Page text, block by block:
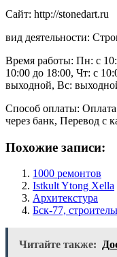
Сайт: http://stonedart.ru
вид деятельности:
Время работы: Пн: с
10:00 до 18:00, Чт: с
выходной, Вс:
Способ оплаты:
через банк, Перевод с
Похожие записи:
1000 ремонтов
Istkult Ytong Xella
Архитекстура
Бск-77,
Читайте также: